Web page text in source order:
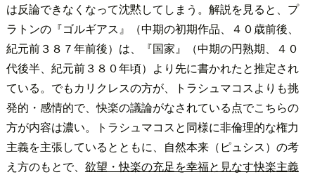
は反論できなくなって沈黙してしまう。解説を見ると、プ
ラトンの『ゴルギアス』（中期の初期作品、４０歳前後、
紀元前３８７年前後）は、『国家』（中期の円熟期、４０
代後半、紀元前３８０年頃）より先に書かれたと推定され
ている。でもカリクレスの方が、トラシュマコスよりも挑
発的・感情的で、快楽の議論がなされている点でこちらの
方が内容は濃い。トラシュマコスと同様に非倫理的な権力
主義を主張しているとともに、自然本来（ピュシス）の考
え方のもとで、 欲望・快楽の充足を幸福と見なす快楽主義